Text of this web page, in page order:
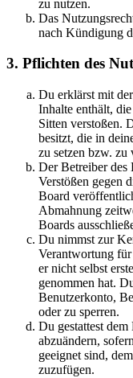
zu nutzen.
Das
nach Kündigung
3. Pflichten des
Du erklärst mit
Inhalte enthält,
Sitten verstoßen.
besitzt, die in
zu setzen bzw. zu
Der Betreiber des
Verstößen gegen
Board
Abmahnung
Boards
Du nimmst zur
Verantwortung
er nicht selbst
genommen hat.
Benutzerkonto,
oder zu sperren.
Du gestattest
abzuändern,
geeignet sind,
zuzufügen.